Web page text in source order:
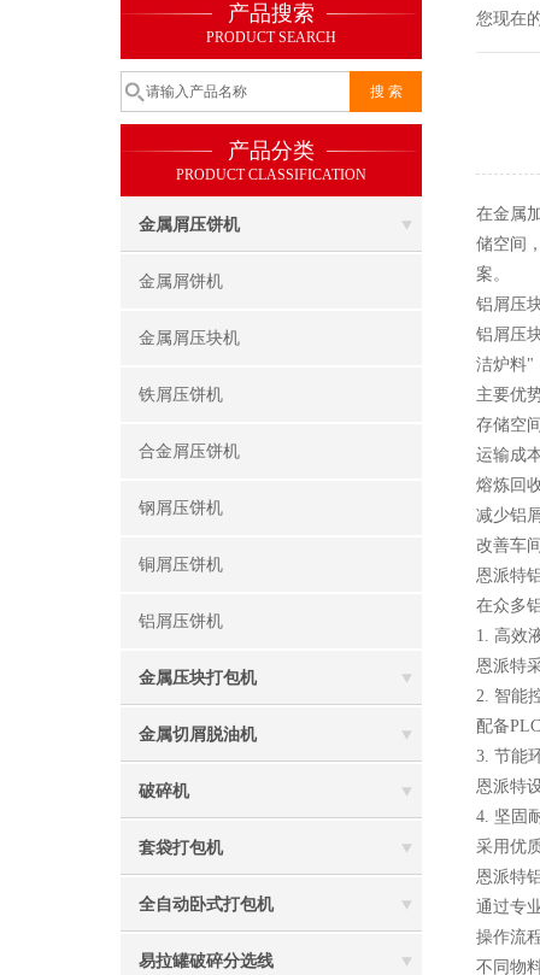
产品搜索
PRODUCT SEARCH
产品分类
PRODUCT CLASSIFICATION
金属屑压饼机
金属屑饼机
金属屑压块机
铁屑压饼机
合金屑压饼机
钢屑压饼机
铜屑压饼机
铝屑压饼机
金属压块打包机
金属切屑脱油机
破碎机
套袋打包机
全自动卧式打包机
易拉罐破碎分选线
您现在
在金属
储空间
案。
铝屑压
铝屑压
洁炉料"
主要优
存储空
运输成
熔炼回
减少铝
改善车
恩派特
在众多
1. 高效
恩派特
2. 智能
配备
3. 节能
恩派特
4. 坚固
采用优
恩派特
通过专
操作流
不同物